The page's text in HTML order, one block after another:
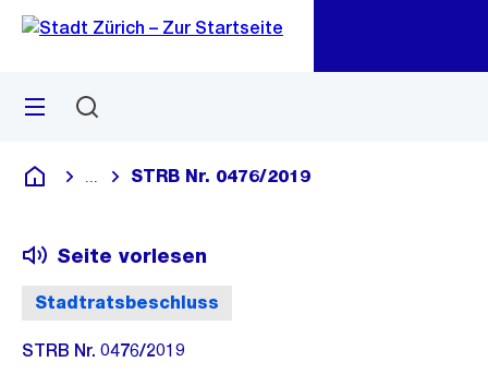
Navigation
Sprunglink
Menü
Deutsch
Blende alle Breadcrumbs ein
STRB Nr. 0476/2019
Stadtratsbeschluss
Seite vorlesen
STRB Nr. 0476/2019